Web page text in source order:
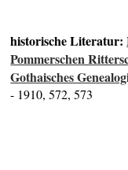
historische Literatur:
Pommerschen
Gothaisches
- 1910, 572, 573